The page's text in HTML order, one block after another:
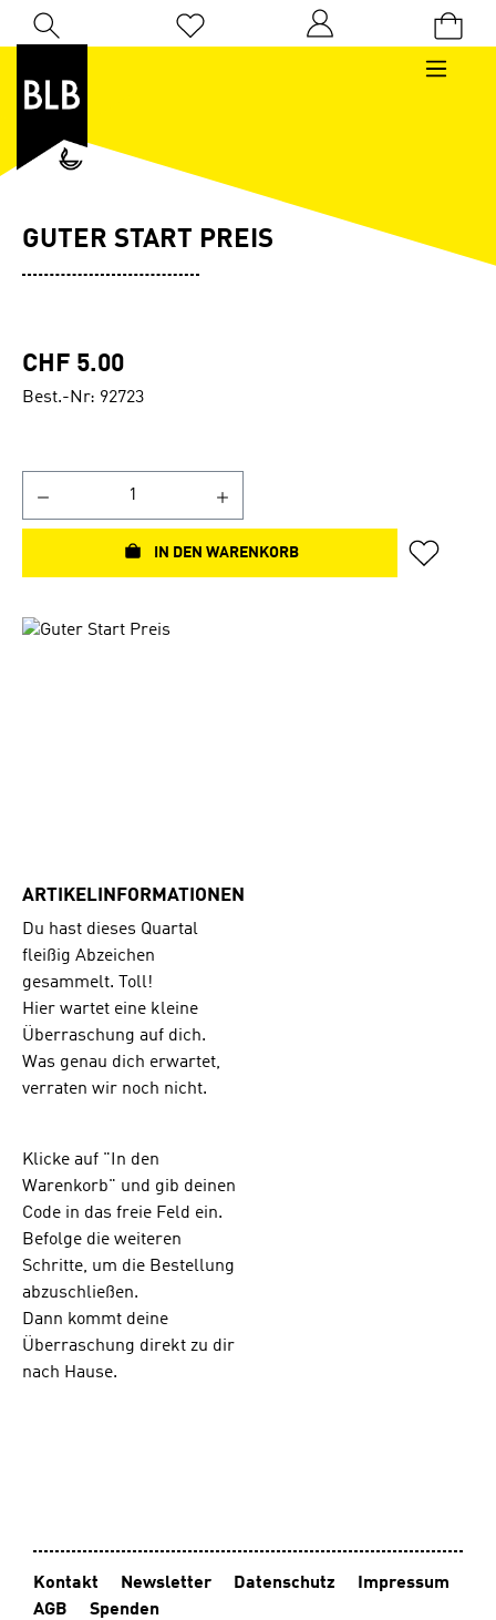
Zum Hauptinhalt springen
Du hast 0 Produkte auf dem Merkzettel
GUTER START PREIS
CHF 5.00
Best.-Nr: 92723
IN DEN WARENKORB
Bildergalerie überspringen
ARTIKELINFORMATIONEN
Du hast dieses Quartal
fleißig Abzeichen
gesammelt. Toll!
Hier wartet eine kleine
Überraschung auf dich.
Was genau dich erwartet,
verraten wir noch nicht.
Klicke auf "In den
Warenkorb" und gib deinen
Code in das freie Feld ein.
Befolge die weiteren
Schritte, um die Bestellung
abzuschließen.
Dann kommt deine
Überraschung direkt zu dir
nach Hause.
Kontakt Newsletter Datenschutz
Impressum
AGB
Spenden